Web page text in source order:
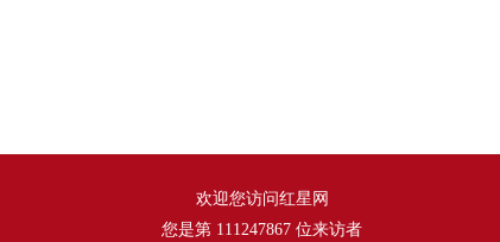
欢迎您访问红星网
您是第 111247867 位来访者